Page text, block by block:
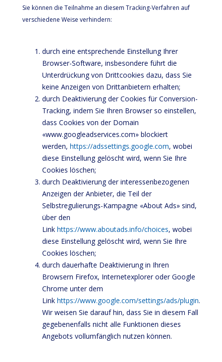
Sie können die Teilnahme an diesem Tracking-Verfahren auf
verschiedene Weise verhindern:
durch eine entsprechende Einstellung Ihrer
Browser-Software, insbesondere führt die
Unterdrückung von Drittcookies dazu, dass Sie
keine Anzeigen von Drittanbietern erhalten;
durch Deaktivierung der Cookies für Conversion-
Tracking, indem Sie Ihren Browser so einstellen,
dass Cookies von der Domain
«www.googleadservices.com» blockiert
werden, https://adssettings.google.com, wobei
diese Einstellung gelöscht wird, wenn Sie Ihre
Cookies löschen;
durch Deaktivierung der interessenbezogenen
Anzeigen der Anbieter, die Teil der
Selbstregulierungs-Kampagne «About Ads» sind,
über den
Link https://www.aboutads.info/choices, wobei
diese Einstellung gelöscht wird, wenn Sie Ihre
Cookies löschen;
durch dauerhafte Deaktivierung in Ihren
Browsern Firefox, Internetexplorer oder Google
Chrome unter dem
Link https://www.google.com/settings/ads/plugin.
Wir weisen Sie darauf hin, dass Sie in diesem Fall
gegebenenfalls nicht alle Funktionen dieses
Angebots vollumfänglich nutzen können.